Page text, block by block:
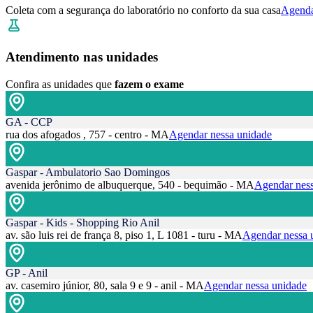
Coleta com a segurança do laboratório no conforto da sua casa
Atendimento nas unidades
Confira as unidades que fazem o exame
GA - CCP
rua dos afogados , 757 - centro - MAAgendar nessa unidade
Gaspar - Ambulatorio Sao Domingos
avenida jerônimo de albuquerque, 540 - bequimão - MAAgendar
Gaspar - Kids - Shopping Rio Anil
av. são luis rei de frança 8, piso 1, L 1081 - turu - MAAgendar nessa
GP - Anil
av. casemiro júnior, 80, sala 9 e 9 - anil - MAAgendar nessa unidade